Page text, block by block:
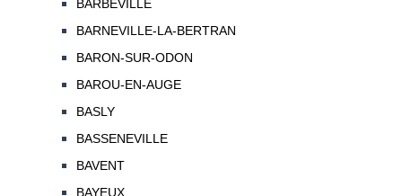
BARBEVILLE
BARNEVILLE-LA-BERTRAN
BARON-SUR-ODON
BAROU-EN-AUGE
BASLY
BASSENEVILLE
BAVENT
BAYEUX